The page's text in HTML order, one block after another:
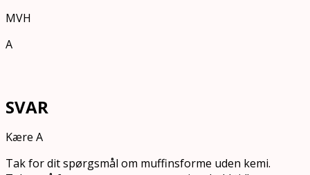
MVH
A
SVAR
Kære A
Tak for dit spørgsmål om muffinsforme uden kemi.